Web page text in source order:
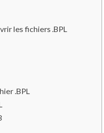
les fichiers .BPL
.BPL